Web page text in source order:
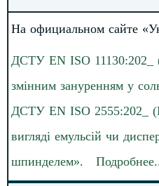
На официальном сайте
ДСТУ EN ISO 11130:202_
змінним зануренням у
ДСТУ EN ISO 2555:202_
вигляді емульсій чи
шпинделем».
Подробнее.